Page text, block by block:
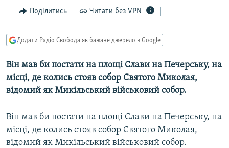
навігації
Перейти
до
ЕКОНОМІКА
КУЛЬТУРА
СПОРТ
УКРАЇНА
РОСІЙСЬКА «ФІЛЬТРАЦІЯ»
КРИМ.РЕАЛІЇ
ТИ ЯК?
СХЕМИ
МУЛЬТИМЕДІА
ФОТО
Поділитись Читати без VPN
Додати Радіо Свобода як бажане джерело в Google
Він мав би постати на площі Слави на Печерську, на
місці, де колись стояв собор Святого Миколая,
відомий як Микільський військовий собор.
Він мав би постати на площі Слави на Печерську, на
місці, де колись стояв собор Святого Миколая,
відомий як Микільський військовий собор.